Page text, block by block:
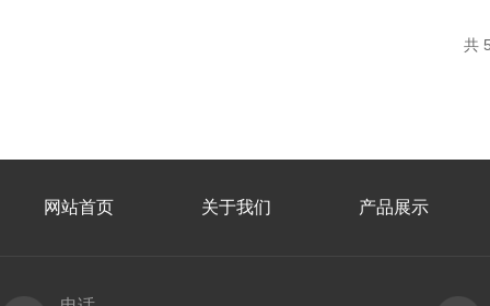
共
网站首页 关于我们 产品展示